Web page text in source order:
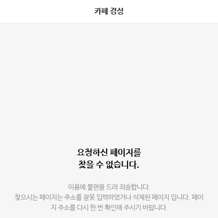
카페 경성
요청하신 페이지를
찾을 수 없습니다.
이용에 불편을 드려 죄송합니다.
찾으시는 페이지는 주소를 잘못 입력하였거나 삭제된 페이지 입니다. 페이
지 주소를 다시 한 번 확인해 주시기 바랍니다.